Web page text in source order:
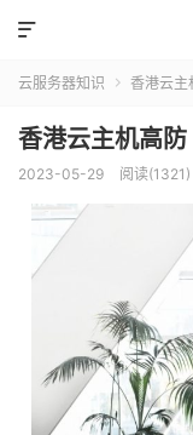

云服务器知识  香港云主
香港云主机高防
2023-05-29 阅读(1321)